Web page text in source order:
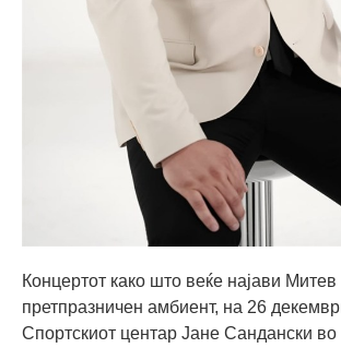
Концертот како што веќе најави
претпразничен амбиент, на 26
Спортскиот центар Јане Сандански